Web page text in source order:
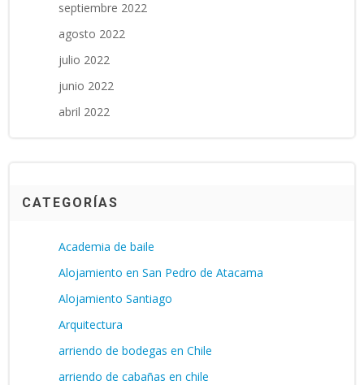
septiembre 2022
agosto 2022
julio 2022
junio 2022
abril 2022
CATEGORÍAS
Academia de baile
Alojamiento en San Pedro de Atacama
Alojamiento Santiago
Arquitectura
arriendo de bodegas en Chile
arriendo de cabañas en chile